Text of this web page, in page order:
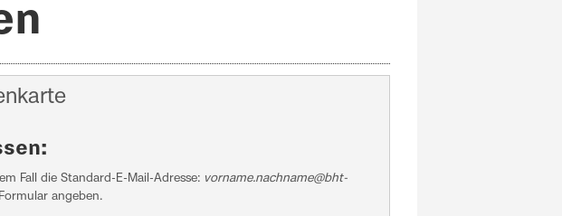
Fall die Standard-E-Mail-Adresse: vorname.nachname@bht-
angeben.